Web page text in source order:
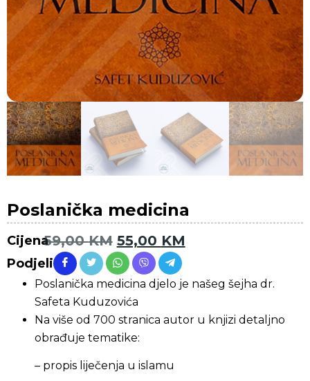
Poslanička medicina
Cijena59,00KM 55,00 KM
Podjeli
Poslanička medicina djelo je našeg šejha dr.
Safeta Kuduzovića
Na više od 700 stranica autor u knjizi detaljno
obrađuje tematike:
– propis liječenja u islamu